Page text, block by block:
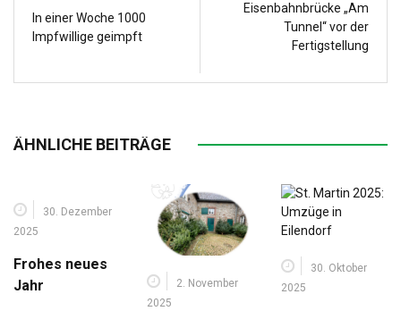
In einer Woche 1000
Impfwillige geimpft
Eisenbahnbrücke „Am
Tunnel“ vor der
Fertigstellung
ÄHNLICHE BEITRÄGE
30. Dezember
2025
Frohes neues
Jahr
2. November
2025
30. Oktober
2025